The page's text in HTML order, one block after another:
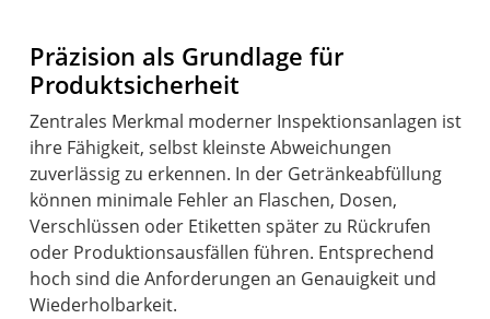
Präzision als Grundlage für
Produktsicherheit
Zentrales Merkmal moderner Inspektionsanlagen ist
ihre Fähigkeit, selbst kleinste Abweichungen
zuverlässig zu erkennen. In der Getränkeabfüllung
können minimale Fehler an Flaschen, Dosen,
Verschlüssen oder Etiketten später zu Rückrufen
oder Produktionsausfällen führen. Entsprechend
hoch sind die Anforderungen an Genauigkeit und
Wiederholbarkeit.